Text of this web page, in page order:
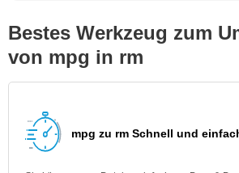
Bestes Werkzeug zum
von mpg in rm
mpg zu rm Schnell und